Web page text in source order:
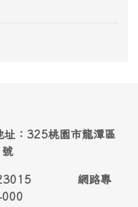
：325桃園市龍潭區
號
網路專
000